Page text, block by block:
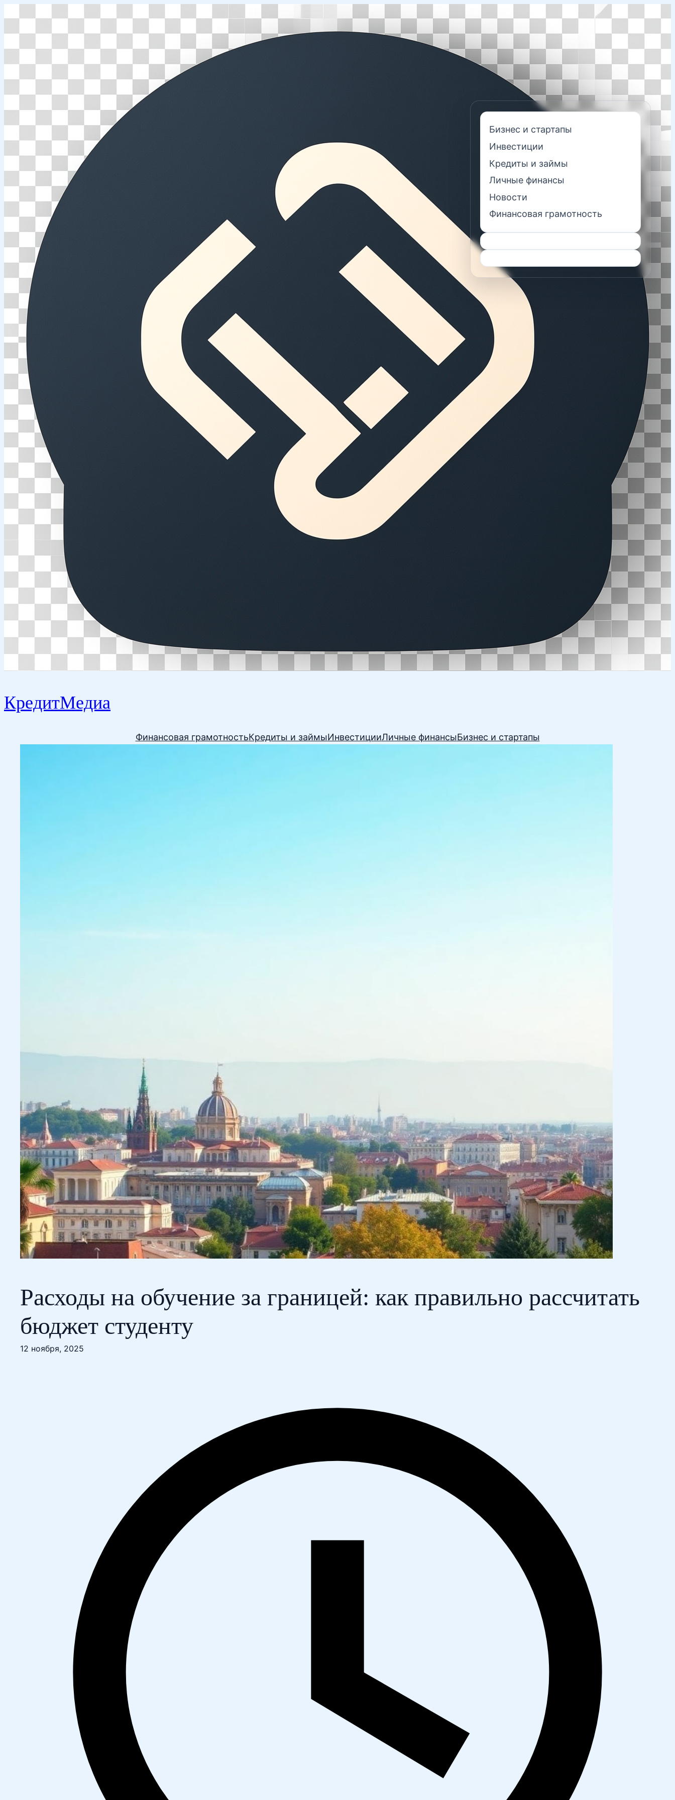
КредитМедиа
Финансовая грамотностьКредиты и займыИнвестицииЛичные финансыБизнес и стартапы
Расходы на обучение за границей: как правильно рассчитать
бюджет студенту
12 ноября, 2025
Бизнес и стартапы
Инвестиции
Кредиты и займы
Личные финансы
Новости
Финансовая грамотность